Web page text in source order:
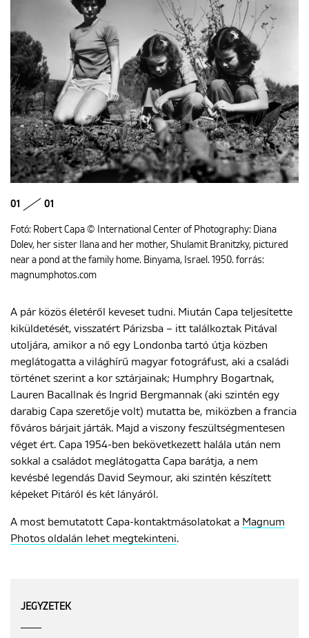
01 01
Fotó: Robert Capa © International Center of Photography: Diana
Dolev, her sister Ilana and her mother, Shulamit Branitzky, pictured
near a pond at the family home. Binyama, Israel. 1950. forrás:
magnumphotos.com
A pár közös életéről keveset tudni. Miután Capa teljesítette
kiküldetését, visszatért Párizsba – itt találkoztak Pitával
utoljára, amikor a nő egy Londonba tartó útja közben
meglátogatta a világhírű magyar fotográfust, aki a családi
történet szerint a kor sztárjainak; Humphry Bogartnak,
Lauren Bacallnak és Ingrid Bergmannak (aki szintén egy
darabig Capa szeretője volt) mutatta be, miközben a francia
főváros bárjait járták. Majd a viszony feszültségmentesen
véget ért. Capa 1954-ben bekövetkezett halála után nem
sokkal a családot meglátogatta Capa barátja, a nem
kevésbé legendás David Seymour, aki szintén készített
képeket Pitáról és két lányáról.
A most bemutatott Capa-kontaktmásolatokat a Magnum
Photos oldalán lehet megtekinteni.
JEGYZETEK